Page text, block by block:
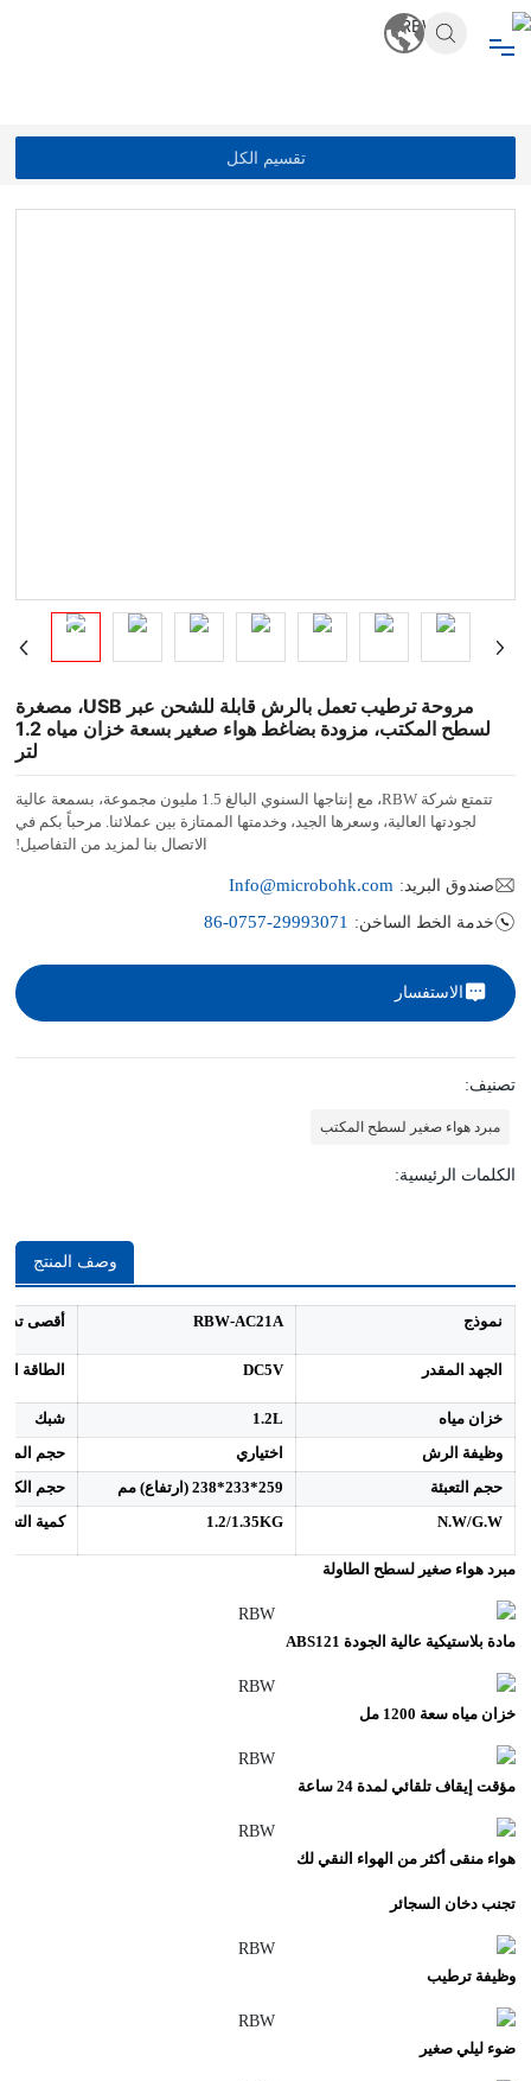
تقسيم الكل
مروحة ترطيب تعمل بالرش قابلة للشحن عبر USB، مصغرة
لسطح المكتب، مزودة بضاغط هواء صغير بسعة خزان مياه 1.2
لتر
تتمتع شركة RBW، مع إنتاجها السنوي البالغ 1.5 مليون مجموعة، بسمعة عالية
لجودتها العالية، وسعرها الجيد، وخدمتها الممتازة بين عملائنا. مرحباً بكم في
الاتصال بنا لمزيد من التفاصيل!
صندوق البريد: Info@microbohk.com
خدمة الخط الساخن: 86-0757-29993071
الاستفسار
تصنيف:
مبرد هواء صغير لسطح المكتب
الكلمات الرئيسية:
وصف المنتج
نموذج RBW-AC21A أقصى
الجهد المقدر DC5V الطاقة
خزان مياه 1.2L
شبك
وظيفة الرش
اختياري
حجم
حجم التعبئة
259*233*238 (ارتفاع) مم
حجم الكرتون
N.W/G.W
1.2/1.35KG كمية
مبرد هواء صغير لسطح الطاولة
مادة بلاستيكية عالية الجودة ABS121
خزان مياه سعة 1200 مل
مؤقت إيقاف تلقائي لمدة 24 ساعة
هواء منقى أكثر من الهواء النقي لك
تجنب دخان السجائر
وظيفة ترطيب
ضوء ليلي صغير